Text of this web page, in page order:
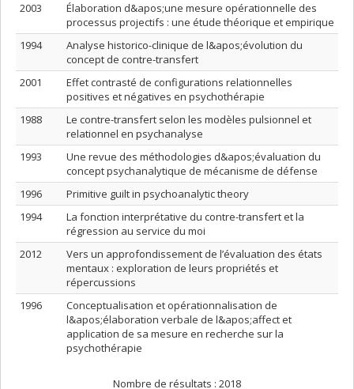
2003
Élaboration d&apos;une mesure opérationnelle des
processus projectifs : une étude théorique et empirique
1994
Analyse historico-clinique de l&apos;évolution du
concept de contre-transfert
2001
Effet contrasté de configurations relationnelles
positives et négatives en psychothérapie
1988
Le contre-transfert selon les modèles pulsionnel et
relationnel en psychanalyse
1993
Une revue des méthodologies d&apos;évaluation du
concept psychanalytique de mécanisme de défense
1996
Primitive guilt in psychoanalytic theory
1994
La fonction interprétative du contre-transfert et la
régression au service du moi
2012
Vers un approfondissement de l’évaluation des états
mentaux : exploration de leurs propriétés et
répercussions
1996
Conceptualisation et opérationnalisation de
l&apos;élaboration verbale de l&apos;affect et
application de sa mesure en recherche sur la
psychothérapie
Nombre de résultats : 2018